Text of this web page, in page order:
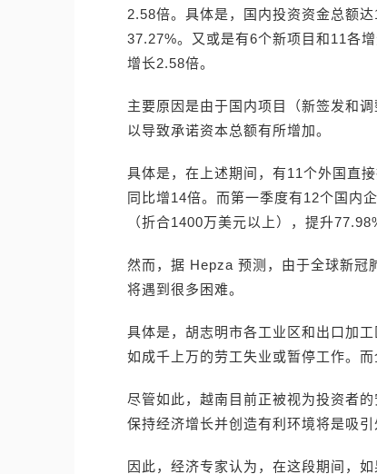
2.58倍。具体是，国内投资资金总额
37.27%。又或是有6个新项目和11各
增长2.58倍。
主要原因是由于国内项目（新签发和
以导致承诺资本总额有所增加。
具体是，在上述期间，有11个外国直
同比增14倍。而第一季度有12个国内
（折合1400万美元以上），提升
然而，据 Hepza 预测，由于全球新冠
将遇到很多困难。
具体是，胡志明市各工业区和出口加
如成千上万的劳工失业或暂停工作。
尽管如此，越南目前正被视为投资者
保持经济增长并创造有利环境将是吸引
因此，经济专家认为，在这段期间，